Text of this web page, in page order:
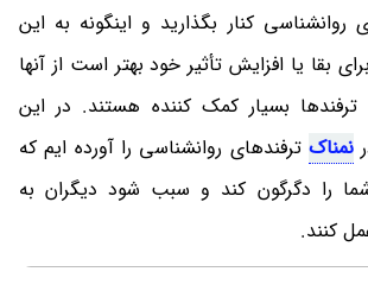
روانشناسی کنار بگذارید و اینگونه به این
بقا یا افزایش تأثیر خود بهتر است از آنها
ترفندها بسیار کمک کننده هستند. در این
نمناک ترفندهای روانشناسی را آورده ایم که
را دگرگون کند و سبب شود دیگران به
کنند.